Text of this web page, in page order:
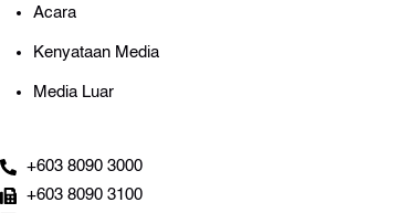
Acara
Kenyataan Media
Media Luar
+603 8090 3000
+603 8090 3100